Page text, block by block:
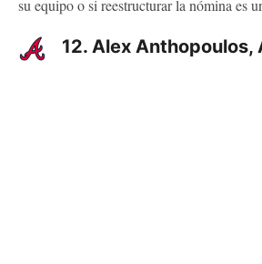
su equipo o si reestructurar la nómina es
12. Alex Anthopoulos,